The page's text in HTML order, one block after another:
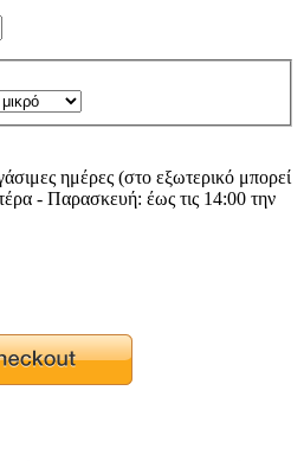
ημέρες (στο εξωτερικό μπορεί
- Παρασκευή: έως τις 14:00 την